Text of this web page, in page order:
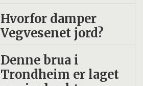
Hvorfor damper
Vegvesenet jord?
Denne brua i
Trondheim er laget